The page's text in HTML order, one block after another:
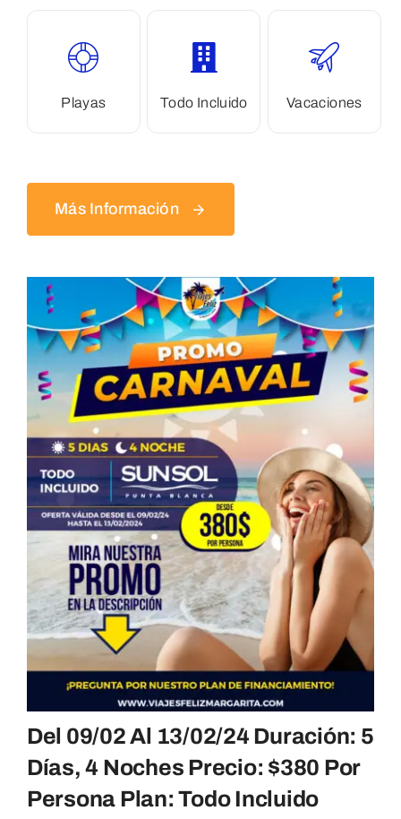
Playas Todo Incluido Vacaciones
Más Información
Del 09/02 Al 13/02/24 Duración: 5
Días, 4 Noches Precio: $380 Por
Persona Plan: Todo Incluido